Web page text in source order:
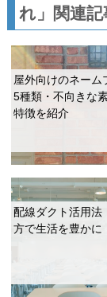
れ」関連記
屋外向けのネーム
5種類・不向きな
特徴を紹介
配線ダクト活用法
方で生活を豊かに